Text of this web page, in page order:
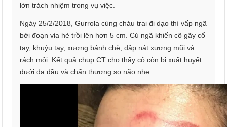
lớn trách nhiệm trong vụ việc.
Ngày 25/2/2018, Gurrola cùng cháu trai đi dạo thì vấp ngã
bởi đoạn vỉa hè trồi lên hơn 5 cm. Cú ngã khiến cô gãy cổ
tay, khuỷu tay, xương bánh chè, dập nát xương mũi và
rách môi. Kết quả chụp CT cho thấy cô còn bị xuất huyết
dưới da đầu và chấn thương sọ não nhẹ.